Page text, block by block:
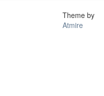
Theme by
Atmire